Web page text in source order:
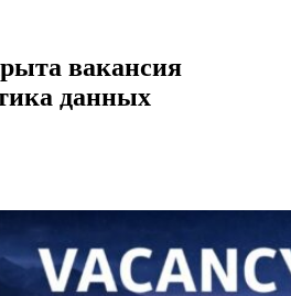
вакансия
данных